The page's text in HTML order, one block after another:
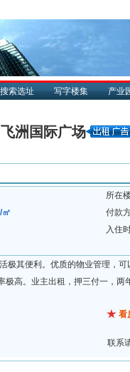
搜索选址 写字楼集 产业
飞洲国际广场
所在
付款
入住
极其便利。优质的物业管理，
高。业主出租，押三付一，两
看
联系